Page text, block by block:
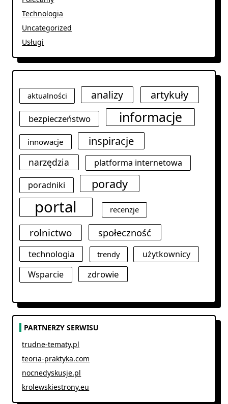
Technologia
Uncategorized
Usługi
aktualności analizy artykuły
bezpieczeństwo informacje
innowacje inspiracje
narzędzia
platforma internetowa
poradniki
porady
portal recenzje
rolnictwo społeczność
technologia trendy
użytkownicy
Wsparcie
zdrowie
PARTNERZY SERWISU
trudne-tematy.pl
teoria-praktyka.com
nocnedyskusje.pl
krolewskiestrony.eu